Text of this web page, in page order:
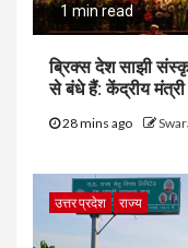
1 min read
ब्रिक्स देश साझी
से बंधे हैं: केंद्रीय
28 mins ago
उत्तर प्रदेश राज्य